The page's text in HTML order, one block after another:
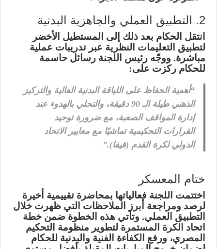
2. التطبيق العملي والجاهزية البدنية
انتقل الحكام بعد ذلك إلى المستطيل الأخضر
لتطبيق التعليمات النظرية عبر تدريبات عملية
مباشرة. ووجّه رئيس اللجنة رسائل حاسمة
للحكام ركزت على:
“أهمية الحفاظ على اللياقة البدنية العالية والتركيز
الذهني طيلة الـ 90 دقيقة، والتحلي بالهدوء عند
إدارة المواقف الصعبة، مع ضرورة توحيد
القرارات التحكيمية تماشيًا مع معايير الاتحاد
الدولي لكرة القدم (فيفا).”
ختام المعسكر
اختتمت اللجنة فعالياتها بمحاضرة تقييمية أخيرة
لرصد ومراجعة أبرز الملاحظات التي ظهرت خلال
التطبيق العملي. وتأتي هذه الخطوة ضمن خطة
اتحاد الكرة المستمرة لتطوير منظومة التحكيم
المصري، ورفع الكفاءة الفنية والبدنية للحكام